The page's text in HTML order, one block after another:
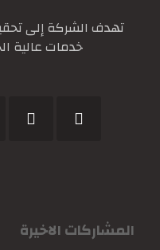
تهدف الشركة إلى
خدمات عالية
المشاركات الاخيرة